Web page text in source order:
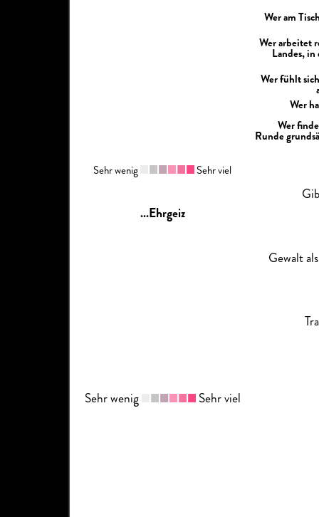
Sehr wenig Sehr viel
...Ehrgeiz
Sehr wenig Sehr viel
Wer am
Wer arbeitet
Landes,
Wer fühlt
Wer
Wer
Runde
Gewalt